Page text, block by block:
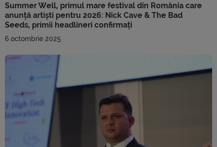
Summer Well, primul mare festival din România care
anunță artiști pentru 2026: Nick Cave & The Bad
Seeds, primii headlineri confirmați
6 octombrie 2025